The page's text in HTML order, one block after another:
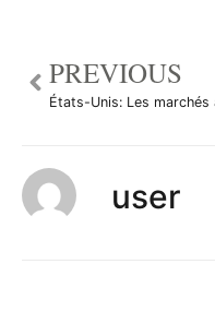
PREVIOUS
user